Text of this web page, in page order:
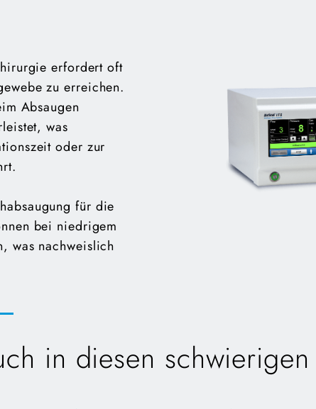
erfordert oft
zu erreichen.
Absaugen
was
oder zur
für die
bei niedrigem
was nachweislich
in diesen